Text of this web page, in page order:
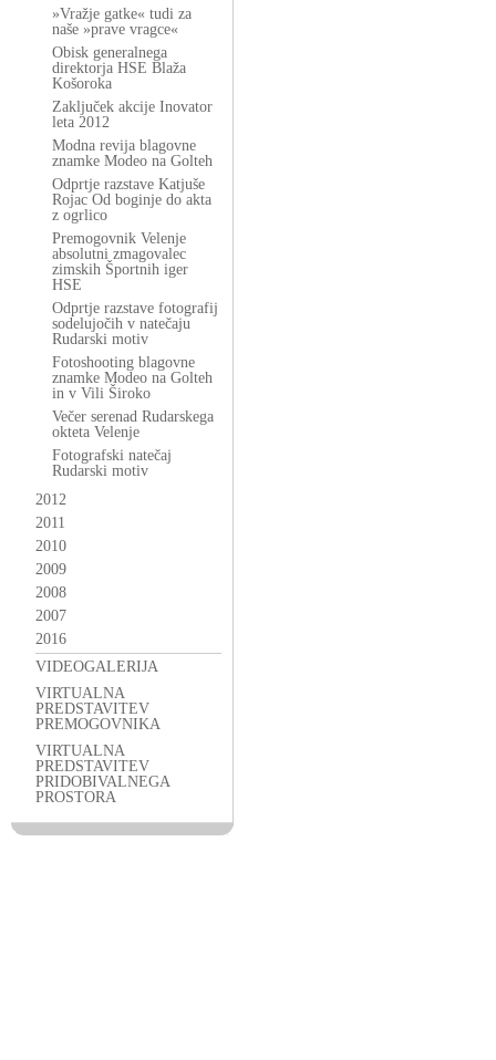
»Vražje gatke« tudi za
naše »prave vragce«
Obisk generalnega
direktorja HSE Blaža
Košoroka
Zaključek akcije Inovator
leta 2012
Modna revija blagovne
znamke Modeo na Golteh
Odprtje razstave Katjuše
Rojac Od boginje do akta
z ogrlico
Premogovnik Velenje
absolutni zmagovalec
zimskih Športnih iger
HSE
Odprtje razstave fotografij
sodelujočih v natečaju
Rudarski motiv
Fotoshooting blagovne
znamke Modeo na Golteh
in v Vili Široko
Večer serenad Rudarskega
okteta Velenje
Fotografski natečaj
Rudarski motiv
2012
2011
2010
2009
2008
2007
2016
VIDEOGALERIJA
VIRTUALNA
PREDSTAVITEV
PREMOGOVNIKA
VIRTUALNA
PREDSTAVITEV
PRIDOBIVALNEGA
PROSTORA